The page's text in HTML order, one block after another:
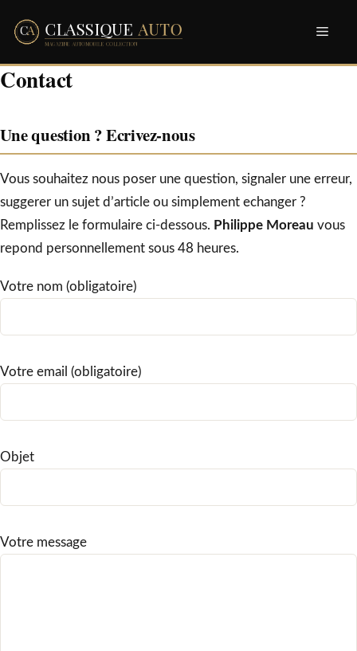
Contact
Une question ? Ecrivez-nous
Vous souhaitez nous poser une question, signaler une erreur,
suggerer un sujet d’article ou simplement echanger ?
Remplissez le formulaire ci-dessous. Philippe Moreau vous
repond personnellement sous 48 heures.
Votre nom (obligatoire)
Votre email (obligatoire)
Objet
Votre message